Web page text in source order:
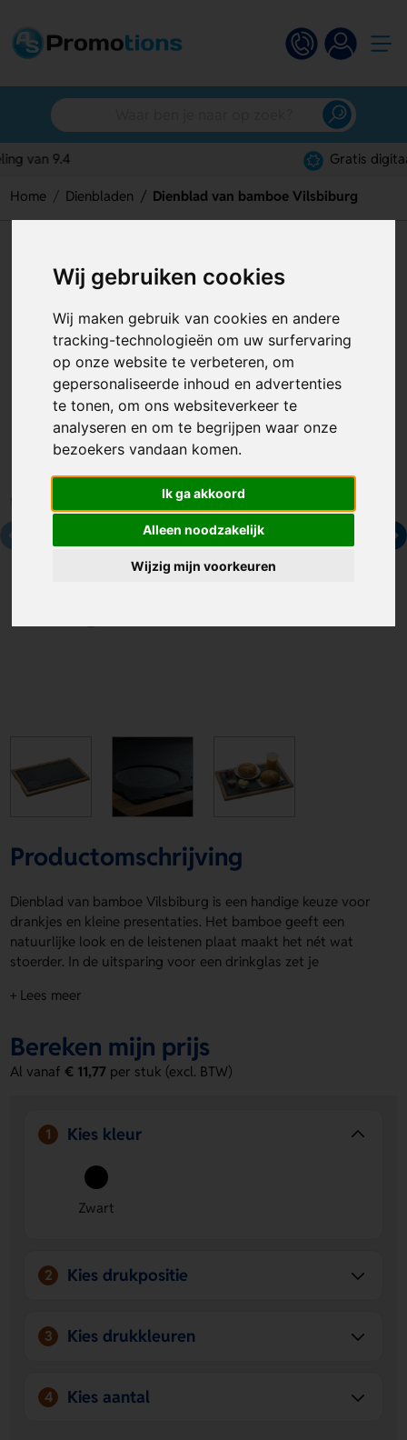
Wij gebruiken cookies
Wij maken gebruik van cookies en andere
tracking-technologieën om uw surfervaring
op onze website te verbeteren, om
gepersonaliseerde inhoud en advertenties
te tonen, om ons websiteverkeer te
analyseren en om te begrijpen waar onze
bezoekers vandaan komen.
Ik ga akkoord
Alleen noodzakelijk
Wijzig mijn voorkeuren
Home Dienbladen Dienblad van bamboe Vilsbiburg
Vilsbiburg
Artikelnummer: 126452
Productomschrijving
Dienblad van bamboe Vilsbiburg is een handige keuze voor
drankjes en kleine presentaties. Het bamboe geeft een
natuurlijke look en de leistenen plaat maakt het nét wat
stoerder. In de uitsparing voor een drinkglas zet je
een leuke decoratieve afwerking. Dienblad van bamboe
lasergraveren voor een logo, naam of eigen ontwerp. Zwart
past hier perfect bij. Bestel of vraag een prijs op.
Vilsbiburg
Handig in gebruik
drinkglas zet je iets snel en stevig neer.
Op product te personaliseren
logo, naam of eigen ontwerp aanbrengen met
leistenen plaat en zwart geeft een stoere look.
+ Lees meer
Bereken mijn prijs
Al vanaf€ 11,77 per stuk (excl. BTW)
1 Kies kleur
Zwart
2 Kies drukpositie
3 Kies drukkleuren
4 Kies aantal